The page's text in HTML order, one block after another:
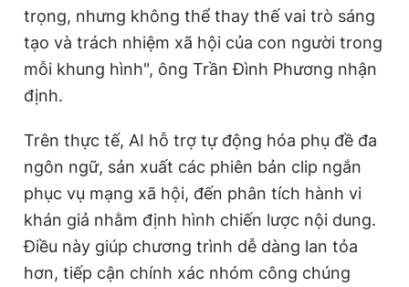
trọng, nhưng không thể thay thế vai trò sáng
tạo và trách nhiệm xã hội của con người trong
mỗi khung hình", ông Trần Đình Phương nhận
định.
Trên thực tế, AI hỗ trợ tự động hóa phụ đề đa
ngôn ngữ, sản xuất các phiên bản clip ngắn
phục vụ mạng xã hội, đến phân tích hành vi
khán giả nhằm định hình chiến lược nội dung.
Điều này giúp chương trình dễ dàng lan tỏa
hơn, tiếp cận chính xác nhóm công chúng